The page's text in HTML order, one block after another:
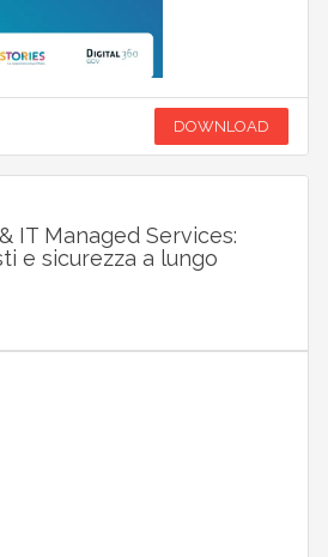
DOWNLOAD
IT Managed Services:
e sicurezza a lungo